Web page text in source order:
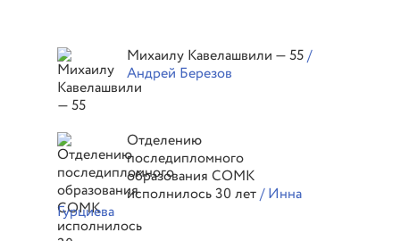
Михаилу Кавелашвили — 55/
Андрей Березов
Отделению
последипломного
образования СОМК
исполнилось 30 лет/ Инна
Гурциева